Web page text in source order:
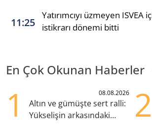
11:25
Yatırımcıyı üzmeyen ISVEA
istikrarı dönemi bitti
En Çok Okunan Haberler
1 08.08.2026
Altın ve gümüşte sert ralli:
Yükselişin arkasındaki
2